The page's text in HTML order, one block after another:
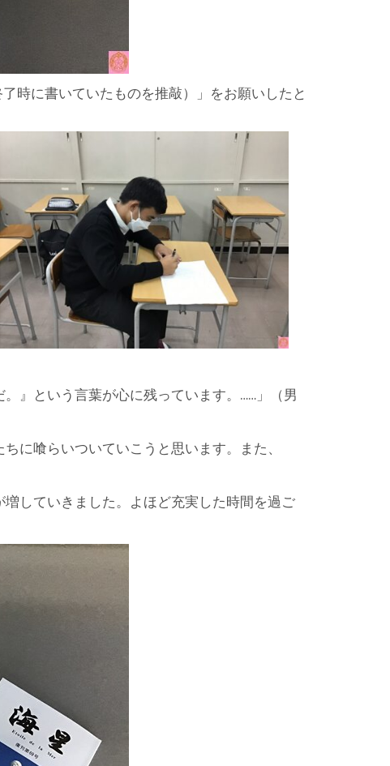
時に書いていたものを推敲）」をお願いしたと
』という言葉が心に残っています。……」（男
に喰らいついていこうと思います。また、
していきました。よほど充実した時間を過ご